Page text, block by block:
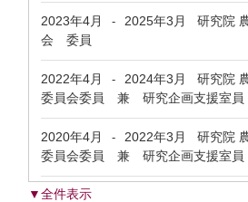
2023年4月 - 2025年3月
研究院
会 委員
2022年4月 - 2024年3月
研究院
委員会委員 兼 研究企画支援室員
2020年4月 - 2022年3月
研究院
委員会委員 兼 研究企画支援室員
▼全件表示